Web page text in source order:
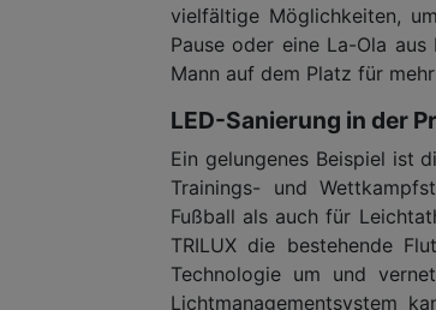
vielfältige Möglichkeiten,
Pause oder eine La-Ola
Mann auf dem Platz für
LED-Sanierung in der
Ein gelungenes Beispiel ist
Trainings- und
Fußball als auch für
TRILUX die bestehende
Technologie um und
Lichtmanagementsystem